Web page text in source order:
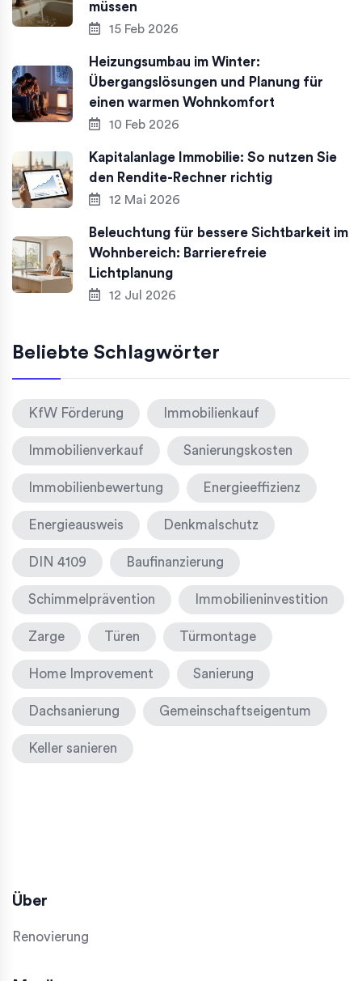
müssen
15 Feb 2026
Heizungsumbau im Winter:
Übergangslösungen und Planung für
einen warmen Wohnkomfort
10 Feb 2026
Kapitalanlage Immobilie: So nutzen Sie
den Rendite-Rechner richtig
12 Mai 2026
Beleuchtung für bessere Sichtbarkeit im
Wohnbereich: Barrierefreie
Lichtplanung
12 Jul 2026
Beliebte Schlagwörter
KfW Förderung Immobilienkauf
Immobilienverkauf Sanierungskosten
Immobilienbewertung Energieeffizienz
Energieausweis Denkmalschutz
DIN 4109 Baufinanzierung
Schimmelprävention Immobilieninvestition
Zarge Türen Türmontage
Home Improvement Sanierung
Dachsanierung Gemeinschaftseigentum
Keller sanieren
Über
Renovierung